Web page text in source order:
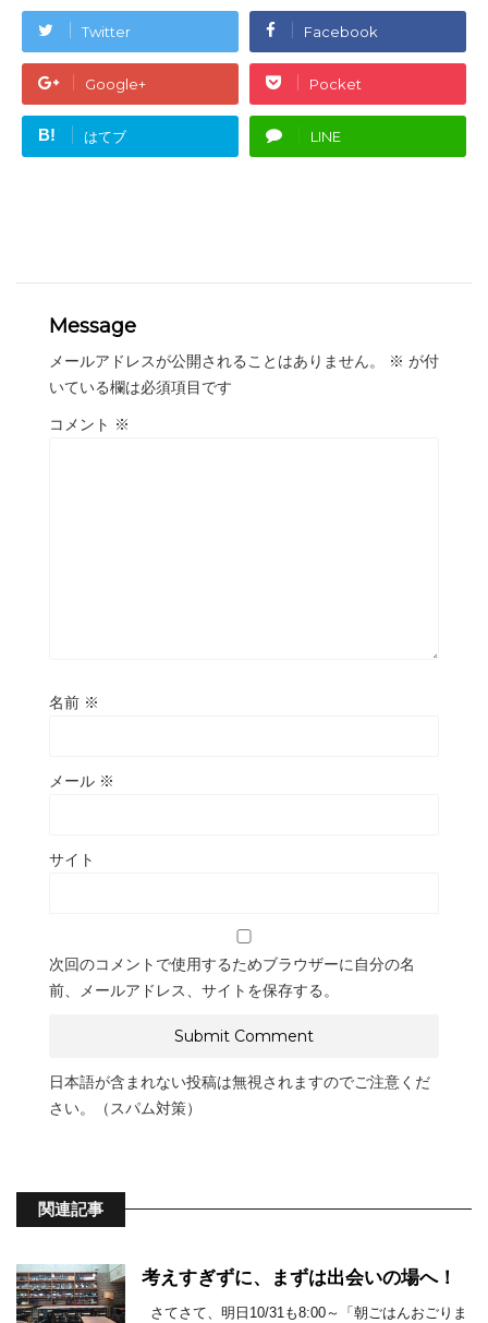
Twitter Facebook
Google+ Pocket
B! はてブ LINE
Message
メールアドレスが公開されることはありません。 ※ が付
いている欄は必須項目です
コメント ※
名前 ※
メール ※
サイト
次回のコメントで使用するためブラウザーに自分の名
前、メールアドレス、サイトを保存する。
日本語が含まれない投稿は無視されますのでご注意くだ
さい。（スパム対策）
関連記事
考えすぎずに、まずは出会いの場へ！
さてさて、明日10/31も8:00～「朝ごはんおごりま